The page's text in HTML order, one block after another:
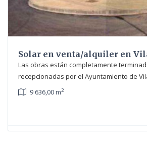
Solar en venta/alquiler en
Las obras están completamente
recepcionadas por el Ayuntamiento de
9 636,00 m2